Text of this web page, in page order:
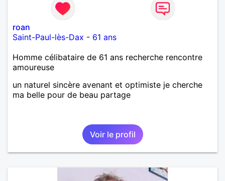
roan
Saint-Paul-lès-Dax - 61 ans
Homme célibataire de 61 ans recherche rencontre
amoureuse
un naturel sincère avenant et optimiste je cherche
ma belle pour de beau partage
Voir le profil